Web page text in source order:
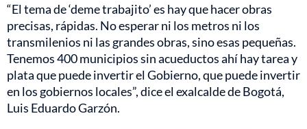
“El tema de ‘deme trabajito’ es hay que hacer obras
precisas, rápidas. No esperar ni los metros ni los
transmilenios ni las grandes obras, sino esas pequeñas.
Tenemos 400 municipios sin acueductos ahí hay tarea y
plata que puede invertir el Gobierno, que puede invertir
en los gobiernos locales”, dice el exalcalde de Bogotá,
Luis Eduardo Garzón.